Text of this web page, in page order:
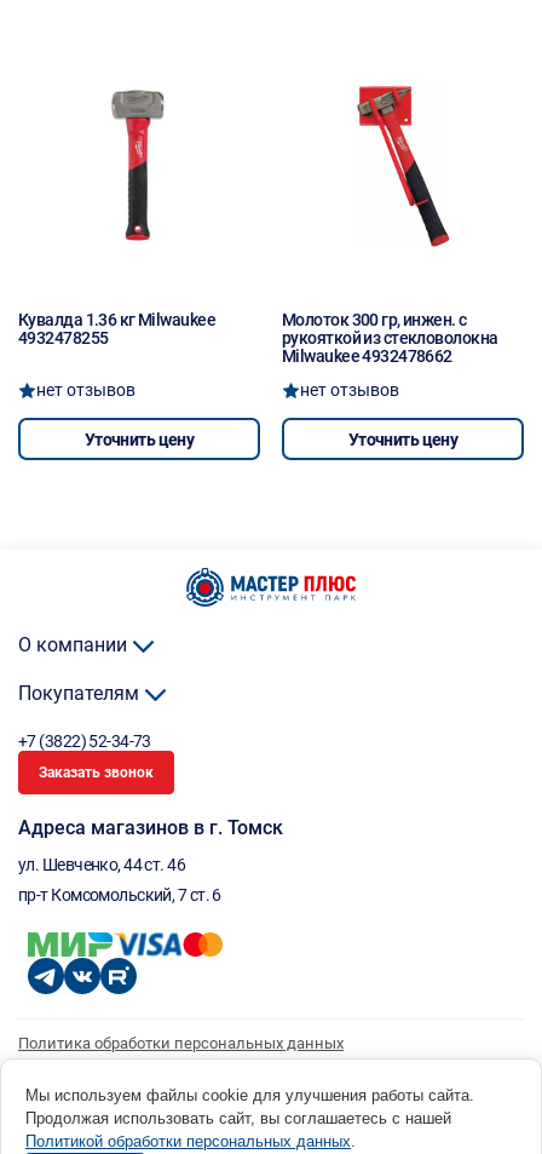
Кувалда 1.36 кг Milwaukee
4932478255
нет отзывов
Уточнить цену
Молоток 300 гр, инжен. с
рукояткой из стекловолокна
Milwaukee 4932478662
нет отзывов
Уточнить цену
О компании
Покупателям
+7 (3822) 52-34-73
Заказать звонок
Адреса магазинов в г. Томск
ул. Шевченко, 44 ст. 46
пр-т Комсомольский, 7 ст. 6
Политика обработки персональных данных
Согласие на получение рассылки
© 1996 - 2026 инструмент парк «Мастер Плюс» Россия, г. Томск, ул. Шевченко, 44 ст. 46, (3822) 52-34-
73 okp@masterplus.tomsk.ru ИП Брусницын Д.Н. ИНН 701700002741
Мы используем файлы cookie для улучшения работы сайта.
Продолжая использовать сайт, вы соглашаетесь с нашей
Политикой обработки персональных данных.